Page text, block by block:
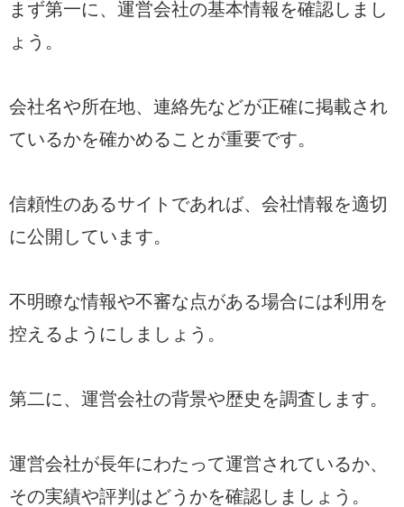
まず第一に、運営会社の基本情報を確認しまし
ょう。
会社名や所在地、連絡先などが正確に掲載され
ているかを確かめることが重要です。
信頼性のあるサイトであれば、会社情報を適切
に公開しています。
不明瞭な情報や不審な点がある場合には利用を
控えるようにしましょう。
第二に、運営会社の背景や歴史を調査します。
運営会社が長年にわたって運営されているか、
その実績や評判はどうかを確認しましょう。